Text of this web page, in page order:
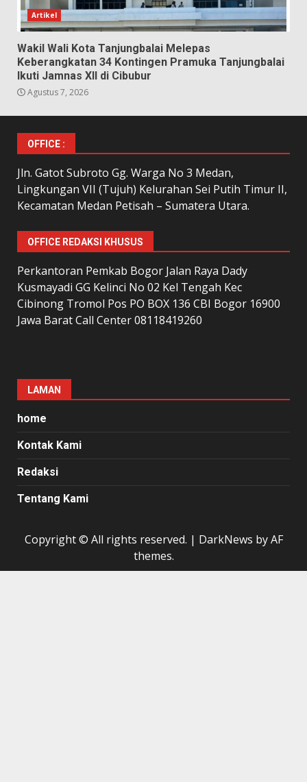
Artikel
Wakil Wali Kota Tanjungbalai Melepas
Keberangkatan 34 Kontingen Pramuka Tanjungbalai
Ikuti Jamnas XII di Cibubur
Agustus 7, 2026
OFFICE :
Jln. Gatot Subroto Gg. Warga No 3 Medan,
Lingkungan VII (Tujuh) Kelurahan Sei Putih Timur II,
Kecamatan Medan Petisah – Sumatera Utara.
OFFICE REDAKSI KHUSUS
Perkantoran Pemkab Bogor Jalan Raya Dady
Kusmayadi GG Kelinci No 02 Kel Tengah Kec
Cibinong Tromol Pos PO BOX 136 CBI Bogor 16900
Jawa Barat Call Center 08118419260
LAMAN
home
Kontak Kami
Redaksi
Tentang Kami
Copyright © All rights reserved. | DarkNews by AF
themes.